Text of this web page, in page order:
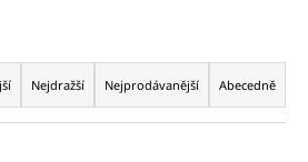
Nejdražší Nejprodávanější Abecedně